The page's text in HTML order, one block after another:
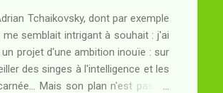
Tchaikovsky, dont par exemple
semblait intrigant à souhait : j'ai
projet d'une ambition inouïe : sur
des singes à l'intelligence et les
Mais son plan n'est pas du